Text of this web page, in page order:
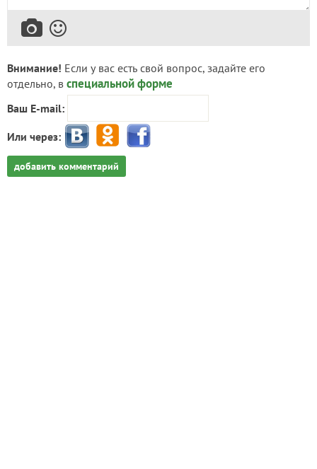
Внимание! Если у вас есть свой вопрос, задайте его
отдельно, в специальной форме
Ваш E-mail:
Или через:
добавить комментарий